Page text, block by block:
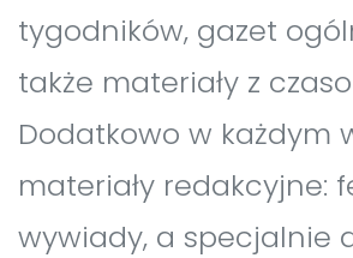
tygodników, gazet
także materiały z
Dodatkowo w każdym
materiały redakcyjne:
wywiady, a specjalnie